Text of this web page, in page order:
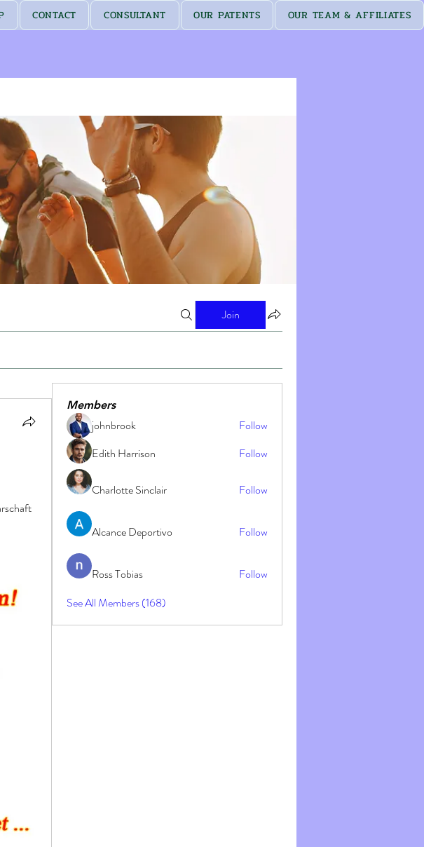
CONTACT CONSULTANT OUR PATENTS OUR TEAM & AFFILIATES
Join
Members
johnbrook
Follow
Edith Harrison
Follow
Charlotte Sinclair Follow
Alcance Deportivo Follow
Ross Tobias
Follow
See All Members (168)